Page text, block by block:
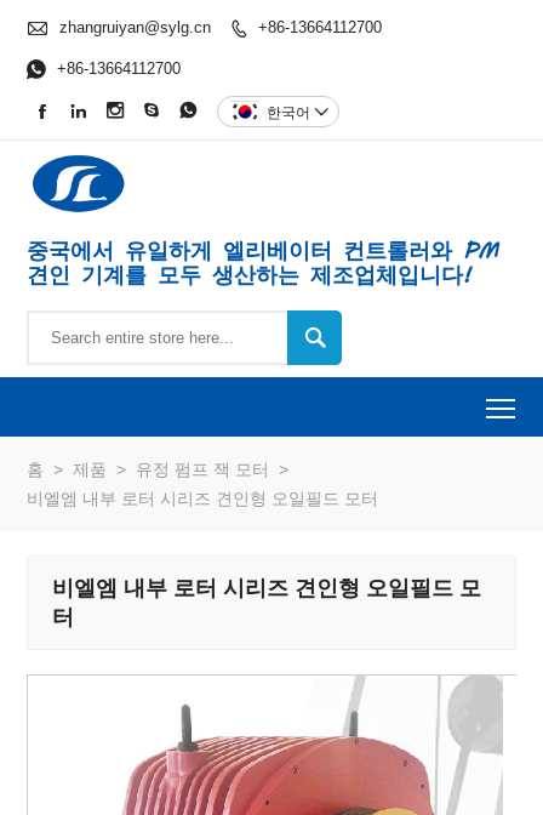
 zhangruiyan@sylg.cn  +86-13664112700
 +86-13664112700
     한국어 
중국에서 유일하게 엘리베이터 컨트롤러와 PM
견인 기계를 모두 생산하는 제조업체입니다!

홈 > 제품 > 유정 펌프 잭 모터
>
비엘엠 내부 로터 시리즈 견인형 오일필드 모터
비엘엠 내부 로터 시리즈 견인형 오일필드 모
터